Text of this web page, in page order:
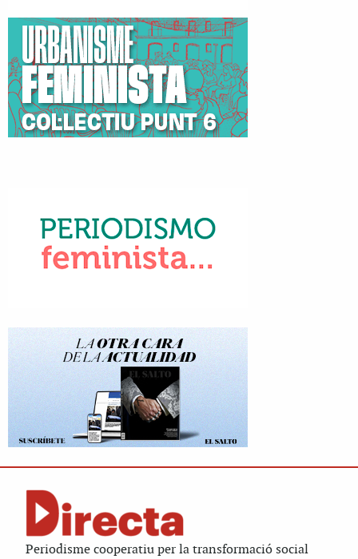
Periodisme cooperatiu per la transformació social